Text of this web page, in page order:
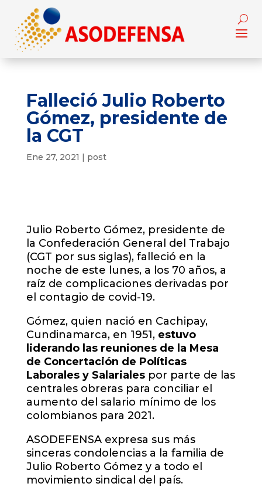
Falleció Julio Roberto
Gómez, presidente de
la CGT
Ene 27, 2021 | post
Julio Roberto Gómez, presidente de
la Confederación General del Trabajo
(CGT por sus siglas), falleció en la
noche de este lunes, a los 70 años, a
raíz de complicaciones derivadas por
el contagio de covid-19.
Gómez, quien nació en Cachipay,
Cundinamarca, en 1951,estuvo
liderando las reuniones de la Mesa
de Concertación de Políticas
Laborales y Salarialespor parte de las
centrales obreras para conciliar el
aumento del salario mínimo de los
colombianos para 2021.
ASODEFENSA expresa sus más
sinceras condolencias a la familia de
Julio Roberto Gómez y a todo el
movimiento sindical del país.